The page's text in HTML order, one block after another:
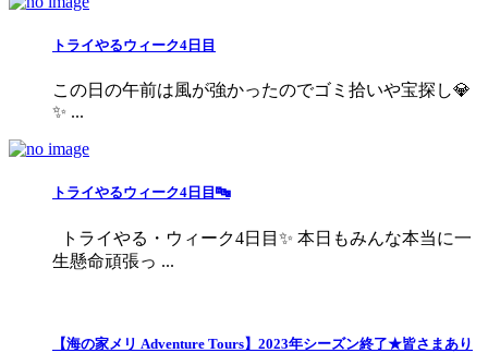
トライやるウィーク4日目
この日の午前は風が強かったのでゴミ拾いや宝探し💎
✨ ...
トライやるウィーク4日目🔤
トライやる・ウィーク4日目✨ 本日もみんな本当に一
生懸命頑張っ ...
【海の家メリ Adventure Tours】2023年シーズン終了★皆さまあり